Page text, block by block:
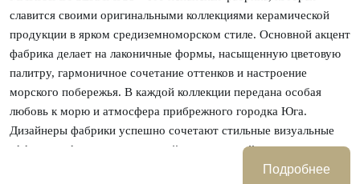
славится своими оригинальными коллекциями керамической
продукции в ярком средиземноморском стиле. Основной акцент
фабрика делает на лаконичные формы, насыщенную цветовую
палитру, гармоничное сочетание оттенков и настроение
морского побережья. В каждой коллекции передана особая
любовь к морю и атмосфера прибрежного городка Юга.
Дизайнеры фабрики успешно сочетают стильные визуальные
эффекты и формы классической керамической плитки, которая
Подробнее